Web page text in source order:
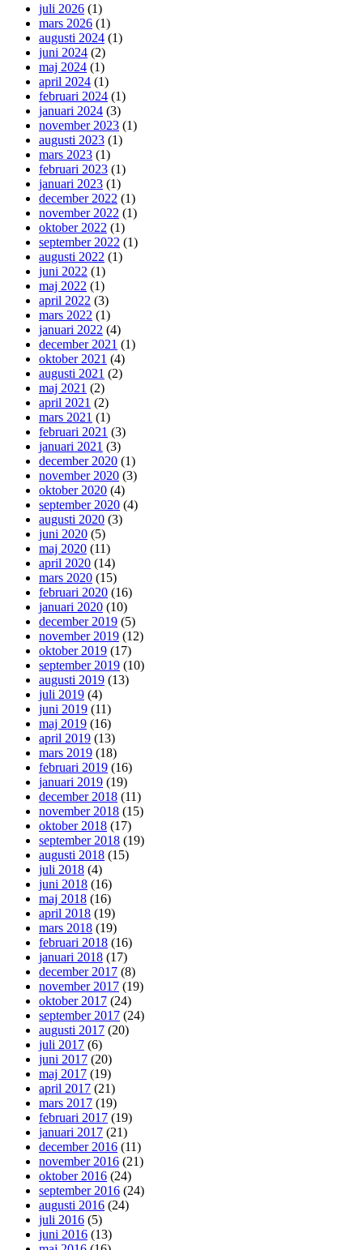
juli 2026 (1)
mars 2026 (1)
augusti 2024 (1)
juni 2024 (2)
maj 2024 (1)
april 2024 (1)
februari 2024 (1)
januari 2024 (3)
november 2023 (1)
augusti 2023 (1)
mars 2023 (1)
februari 2023 (1)
januari 2023 (1)
december 2022 (1)
november 2022 (1)
oktober 2022 (1)
september 2022 (1)
augusti 2022 (1)
juni 2022 (1)
maj 2022 (1)
april 2022 (3)
mars 2022 (1)
januari 2022 (4)
december 2021 (1)
oktober 2021 (4)
augusti 2021 (2)
maj 2021 (2)
april 2021 (2)
mars 2021 (1)
februari 2021 (3)
januari 2021 (3)
december 2020 (1)
november 2020 (3)
oktober 2020 (4)
september 2020 (4)
augusti 2020 (3)
juni 2020 (5)
maj 2020 (11)
april 2020 (14)
mars 2020 (15)
februari 2020 (16)
januari 2020 (10)
december 2019 (5)
november 2019 (12)
oktober 2019 (17)
september 2019 (10)
augusti 2019 (13)
juli 2019 (4)
juni 2019 (11)
maj 2019 (16)
april 2019 (13)
mars 2019 (18)
februari 2019 (16)
januari 2019 (19)
december 2018 (11)
november 2018 (15)
oktober 2018 (17)
september 2018 (19)
augusti 2018 (15)
juli 2018 (4)
juni 2018 (16)
maj 2018 (16)
april 2018 (19)
mars 2018 (19)
februari 2018 (16)
januari 2018 (17)
december 2017 (8)
november 2017 (19)
oktober 2017 (24)
september 2017 (24)
augusti 2017 (20)
juli 2017 (6)
juni 2017 (20)
maj 2017 (19)
april 2017 (21)
mars 2017 (19)
februari 2017 (19)
januari 2017 (21)
december 2016 (11)
november 2016 (21)
oktober 2016 (24)
september 2016 (24)
augusti 2016 (24)
juli 2016 (5)
juni 2016 (13)